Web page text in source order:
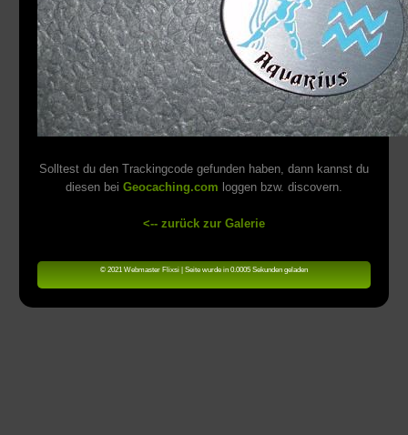
Solltest du den Trackingcode gefunden haben, dann kannst du
diesen bei Geocaching.com loggen bzw. discovern.
<-- zurück zur Galerie
© 2021 Webmaster Flixsi | Seite wurde in 0.0005 Sekunden geladen